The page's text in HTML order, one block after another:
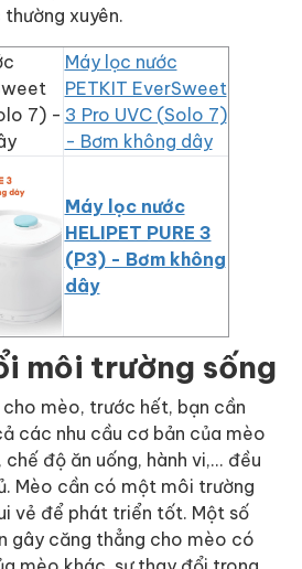
xuyên.
Máy lọc nước
PETKIT EverSweet
3 Pro UVC (Solo 7)
- Bơm không dây
Máy lọc nước
HELIPET PURE 3
(P3) - Bơm không
dây
môi trường sống
mèo, trước hết, bạn cần
các nhu cầu cơ bản của mèo
độ ăn uống, hành vi,... đều
Mèo cần có một môi trường
vẻ để phát triển tốt. Một số
gây căng thẳng cho mèo có